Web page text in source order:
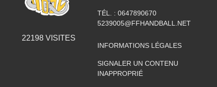
22198VISITES
TÉL. : 0647890670
5239005@FFHANDBALL.NET
INFORMATIONS LÉGALES
SIGNALER UN CONTENU
INAPPROPRIÉ